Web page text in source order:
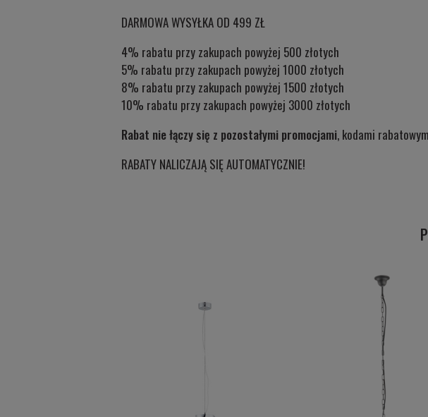
DARMOWA WYSYŁKA OD 499 ZŁ
4% rabatu przy zakupach powyżej 500 złotych
5% rabatu przy zakupach powyżej 1000 złotych
8% rabatu przy zakupach powyżej 1500 złotych
10% rabatu przy zakupach powyżej 3000 złotych
Rabat nie łączy się z pozostałymi promocjami, kodami
RABATY NALICZAJĄ SIĘ AUTOMATYCZNIE!